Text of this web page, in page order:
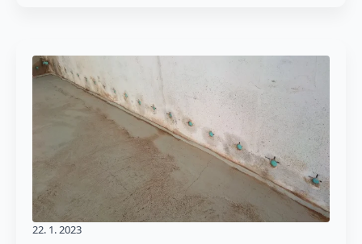
22. 1. 2023